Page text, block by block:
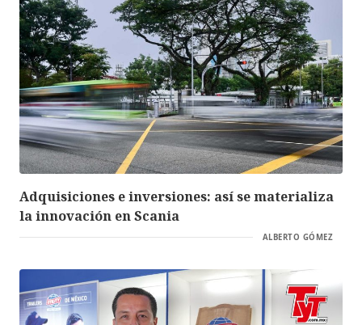
Adquisiciones e inversiones: así se materializa
la innovación en Scania
ALBERTO GÓMEZ